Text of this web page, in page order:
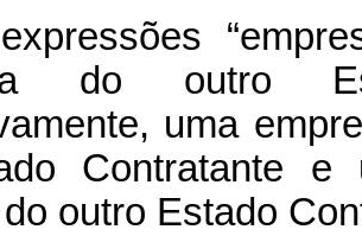
do outro
uma
Contratante e
outro Estado